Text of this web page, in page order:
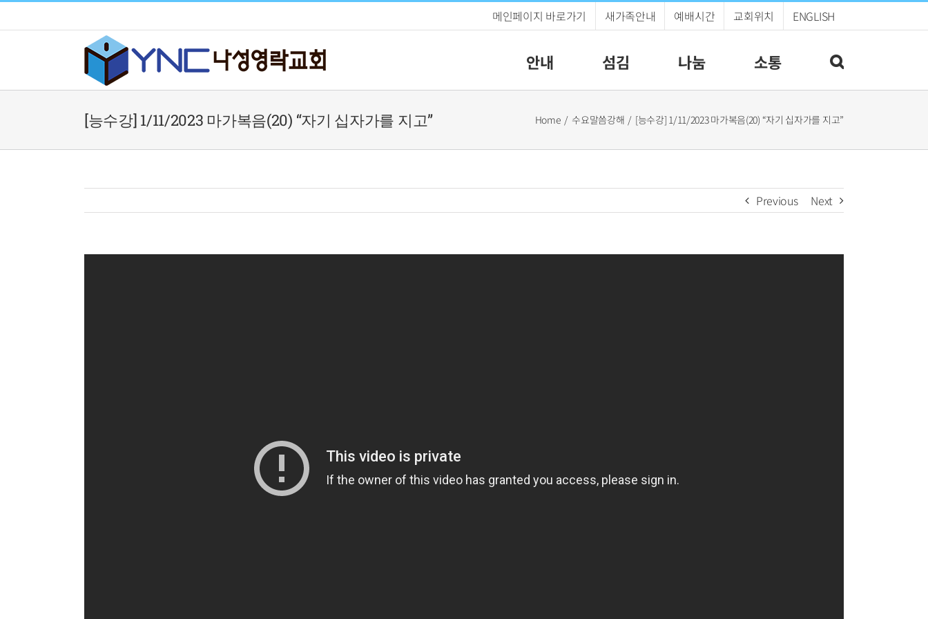
to
메인페이지 바로가기 새가족안내 예배시간 교회위치 ENGLISH
안내 섬김 나눔 소통
[능수강] 1/11/2023 마가복음(20) “자기 십자가를 지고” Home 수요말씀강해 [능수강] 1/11/2023 마가복음(20) “자기 십자가를 지고”
Previous Next